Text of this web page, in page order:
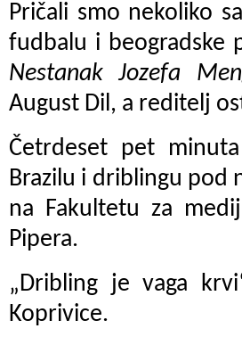
Pričali smo nekoliko
fudbalu i beogradske
Nestanak Jozefa
August Dil, a reditelj
Četrdeset pet
Brazilu i driblingu pod
na Fakultetu za
Pipera.
„Dribling je vaga
Koprivice.